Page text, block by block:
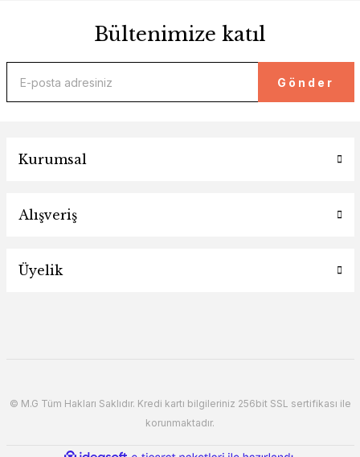
Bültenimize katıl
Gönder
Kurumsal
Alışveriş
Üyelik
© M.G Tüm Hakları Saklıdır. Kredi kartı bilgileriniz 256bit SSL sertifikası ile
korunmaktadır.